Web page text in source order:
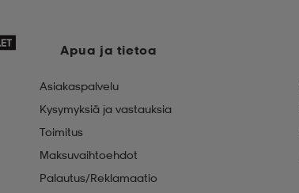
Apua ja tietoa
Asiakaspalvelu
Kysymyksiä ja vastauksia
Toimitus
Maksuvaihtoehdot
Palautus/Reklamaatio